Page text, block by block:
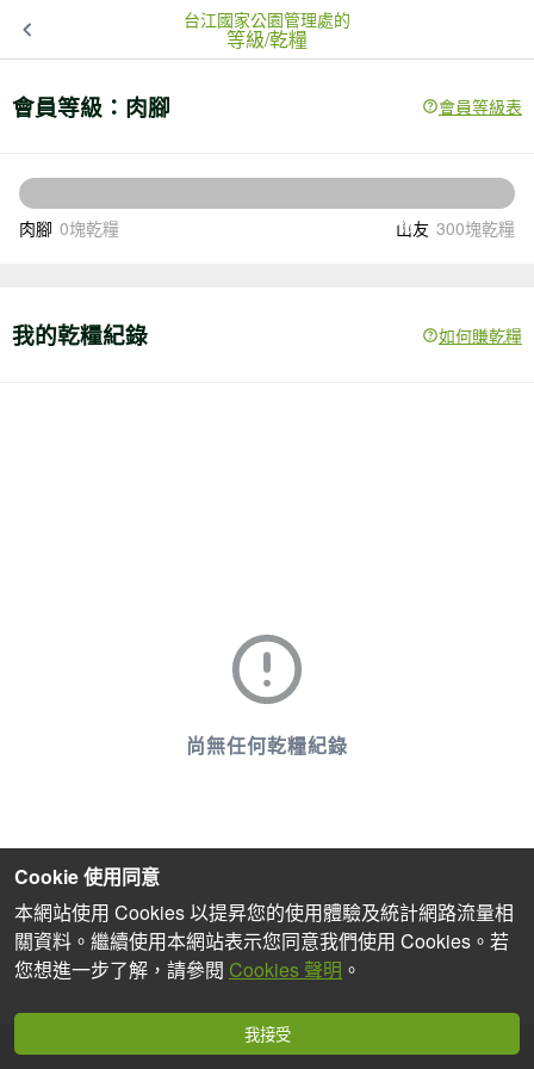
台江國家公園管理處的
等級/乾糧
會員等級： 肉腳 會員等級表
塊乾糧升級
肉腳 0塊乾糧 山友 300塊乾糧
我的乾糧紀錄 如何賺乾糧
尚無任何乾糧紀錄
Cookie 使用同意
本網站使用 Cookies 以提昇您的使用體驗及統計網路流量相
關資料。繼續使用本網站表示您同意我們使用 Cookies。若
您想進一步了解，請參閱 Cookies 聲明 。
我接受